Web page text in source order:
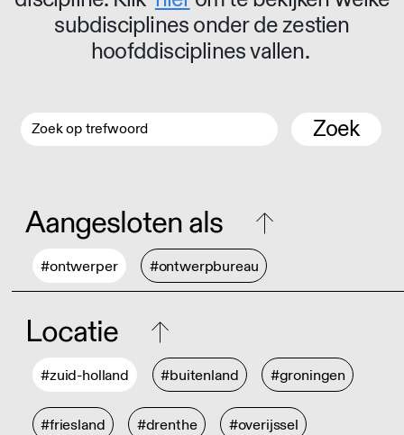
subdisciplines onder de zestien
hoofddisciplines vallen.
Zoek
Aangesloten als
#ontwerper #ontwerpbureau
Locatie
#zuid-holland #buitenland #groningen
#friesland #drenthe #overijssel